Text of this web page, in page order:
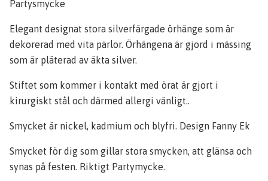
Partysmycke
Elegant designat stora silverfärgade örhänge som är
dekorerad med vita pärlor. Örhängena är gjord i mässing
som är pläterad av äkta silver.
Stiftet som kommer i kontakt med örat är gjort i
kirurgiskt stål och därmed allergi vänligt..
Smycket är nickel, kadmium och blyfri. Design Fanny Ek
Smycket för dig som gillar stora smycken, att glänsa och
synas på festen. Riktigt Partymycke.